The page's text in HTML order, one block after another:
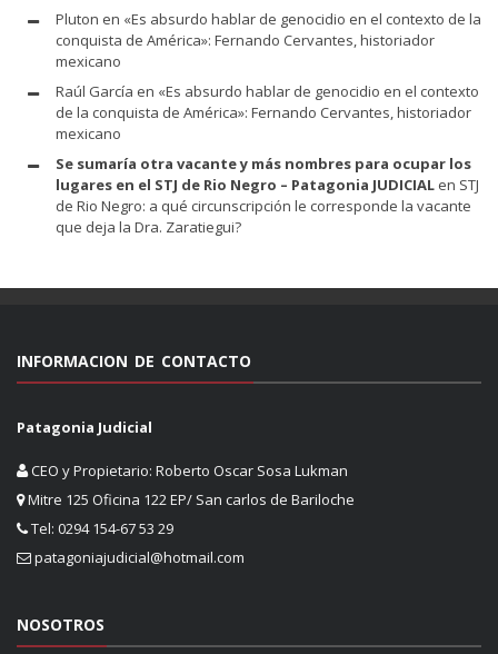
Pluton en «Es absurdo hablar de genocidio en el contexto de la
conquista de América»: Fernando Cervantes, historiador
mexicano
Raúl García en «Es absurdo hablar de genocidio en el contexto
de la conquista de América»: Fernando Cervantes, historiador
mexicano
Se sumaría otra vacante y más nombres para ocupar los
lugares en el STJ de Rio Negro – Patagonia JUDICIAL en STJ
de Rio Negro: a qué circunscripción le corresponde la vacante
que deja la Dra. Zaratiegui?
INFORMACION DE CONTACTO
Patagonia Judicial
CEO y Propietario: Roberto Oscar Sosa Lukman
Mitre 125 Oficina 122 EP/ San carlos de Bariloche
Tel: 0294 154-67 53 29
patagoniajudicial@hotmail.com
NOSOTROS